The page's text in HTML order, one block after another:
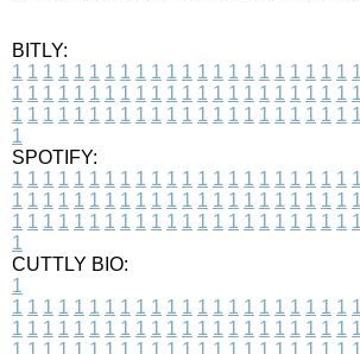
BITLY:
1 1 1 1 1 1 1 1 1 1 1 1 1 1 1 1 1 1 1 1 1 1 1
1 1 1 1 1 1 1 1 1 1 1 1 1 1 1 1 1 1 1 1 1 1 1
1 1 1 1 1 1 1 1 1 1 1 1 1 1 1 1 1 1 1 1 1 1 1
1
SPOTIFY:
1 1 1 1 1 1 1 1 1 1 1 1 1 1 1 1 1 1 1 1 1 1 1
1 1 1 1 1 1 1 1 1 1 1 1 1 1 1 1 1 1 1 1 1 1 1
1 1 1 1 1 1 1 1 1 1 1 1 1 1 1 1 1 1 1 1 1 1 1
1
CUTTLY BIO:
1
1 1 1 1 1 1 1 1 1 1 1 1 1 1 1 1 1 1 1 1 1 1 1
1 1 1 1 1 1 1 1 1 1 1 1 1 1 1 1 1 1 1 1 1 1 1
1 1 1 1 1 1 1 1 1 1 1 1 1 1 1 1 1 1 1 1 1 1 1